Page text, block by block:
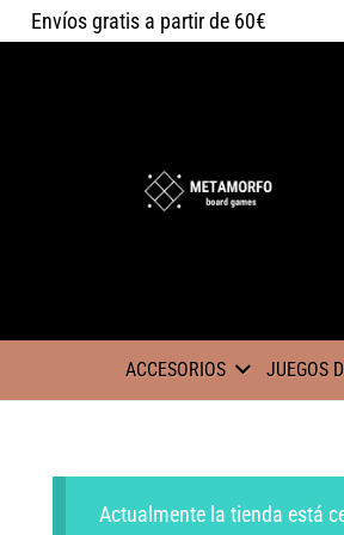
Envíos gratis a partir de 60€
ACCESORIOS JUEGOS
Actualmente la tienda está